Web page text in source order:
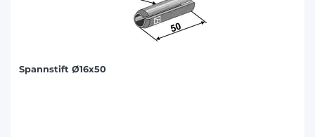
Spannstift Ø16x50